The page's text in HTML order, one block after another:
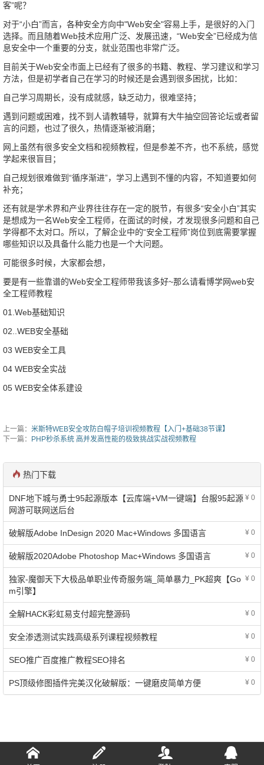
客”呢？
对于“小白”而言，各种安全方向中"Web安全"容易上手，是很好的入门
选择。而且随着Web技术应用广泛、发展迅速，“Web安全”已经成为信
息安全中一个重要的分支，就业范围也非常广泛。
目前关于Web安全市面上已经有了很多的书籍、教程、学习建议和学习
方法，但是初学者自己在学习的时候还是会遇到很多困扰，比如：
自己学习周期长，没有成就感，缺乏动力，很难坚持；
遇到问题或困难，找不到人请教辅导，就算有大牛抽空回答论坛或者留
言的问题，也过了很久，热情逐渐被消磨；
网上虽然有很多安全文档和视频教程，但是参差不齐，也不系统，感觉
学起来很盲目；
自己规划很难做到“循序渐进”，学习上遇到不懂的内容，不知道要如何
补充；
还有就是学术界和产业界往往存在一定的脱节，有很多“安全小白”其实
是想成为一名Web安全工程师，在面试的时候，才发现很多问题和自己
学得都不太对口。所以，了解企业中的“安全工程师”岗位到底需要掌握
哪些知识以及具备什么能力也是一个大问题。
可能很多时候，大家都会想，
要是有一些靠谱的Web安全工程师带我该多好~那么请看博学网web安
全工程师教程
01.Web基础知识
02..WEB安全基础
03 WEB安全工具
04 WEB安全实战
05 WEB安全体系建设
上一篇： 米斯特WEB安全攻防白帽子培训视频教程【入门+基础38节课】
下一篇：
PHP秒杀系统 高并发高性能的极致挑战实战视频教程
热门下载
¥ 0
DNF地下城与勇士95起源版本【云库端+VM一键端】台服95起源
网游可联网送后台
¥ 0
破解版Adobe InDesign 2020 Mac+Windows 多国语言
¥ 0
破解版2020Adobe Photoshop Mac+Windows 多国语言
¥ 0
独家-魔御天下大极品单职业传奇服务端_简单暴力_PK超爽【Go
m引擎】
¥ 0
全解HACK彩虹易支付超完整源码
¥ 0
安全渗透测试实践高级系列课程视频教程
¥ 0
SEO推广百度推广教程SEO排名
¥ 0
PS顶级修图插件完美汉化破解版：一键磨皮简单方便